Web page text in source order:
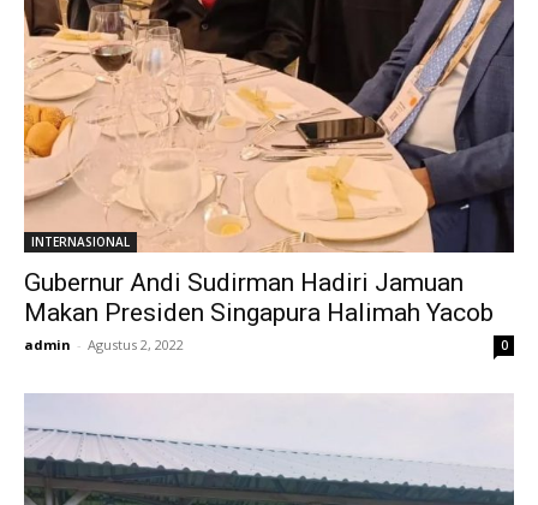
INTERNASIONAL
Gubernur Andi Sudirman Hadiri Jamuan
Makan Presiden Singapura Halimah Yacob
admin - Agustus 2, 2022 0